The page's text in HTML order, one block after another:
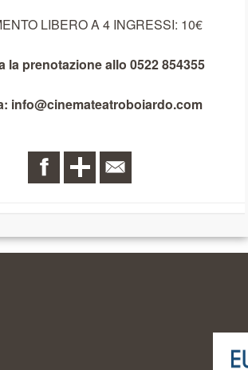
LIBERO A 4 INGRESSI: 10€
la prenotazione allo 0522 854355
info@cinemateatroboiardo.com